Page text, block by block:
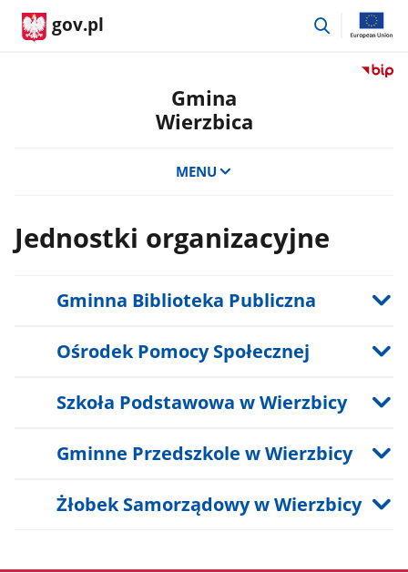
gov.pl
przejdź
Przejdź
Gmina
Wierzbica
MENU
Jednostki organizacyjne
Gminna Biblioteka Publiczna
Ośrodek Pomocy Społecznej
Szkoła Podstawowa w Wierzbicy
Gminne Przedszkole w Wierzbicy
Żłobek Samorządowy w Wierzbicy